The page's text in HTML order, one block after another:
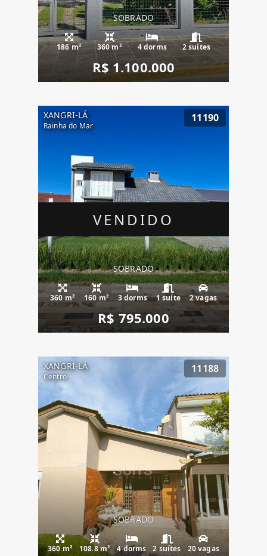
SOBRADO
186 m² 360 m² 4 dorms 2 suítes
R$ 1.100.000
VENDIDO
XANGRI-LÁ
Rainha do Mar
11190
SOBRADO
360 m² 160 m² 3 dorms 1 suíte 2 vagas
R$ 795.000
XANGRI-LÁ
Centro
11188
SOBRADO
360 m² 108.8 m² 4 dorms 2 suítes 20 vagas